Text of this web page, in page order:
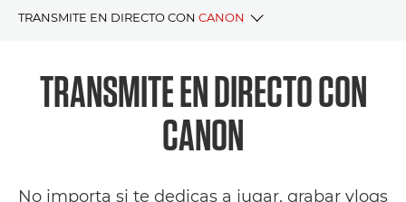
TRANSMITE EN DIRECTO CON CANON
Soluciones de streaming en directo
TRANSMITE EN DIRECTO CON
CANON
No importa si te dedicas a jugar, grabar vlogs